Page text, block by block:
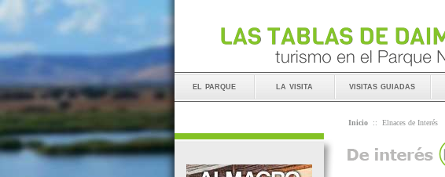
el parque la visita visitas guiadas
Inicio :: Elnaces de Interés